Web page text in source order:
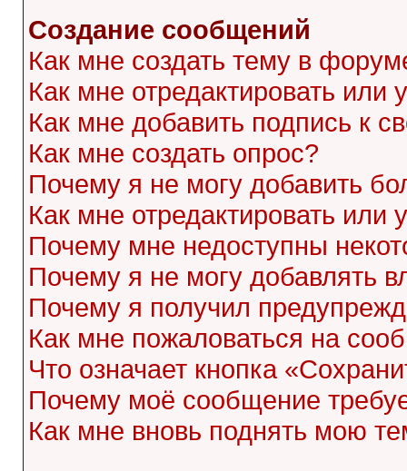
Создание сообщений
Как мне создать тему в
Как мне отредактировать или
Как мне добавить подпись к
Как мне создать опрос?
Почему я не могу добавить
Как мне отредактировать или
Почему мне недоступны
Почему я не могу добавлять
Почему я получил
Как мне пожаловаться на
Что означает кнопка
Почему моё сообщение
Как мне вновь поднять мою